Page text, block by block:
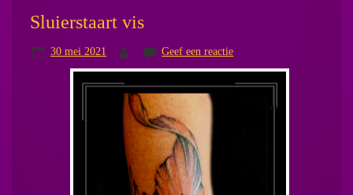
Sluierstaart vis
30 mei 2021 Geef een reactie